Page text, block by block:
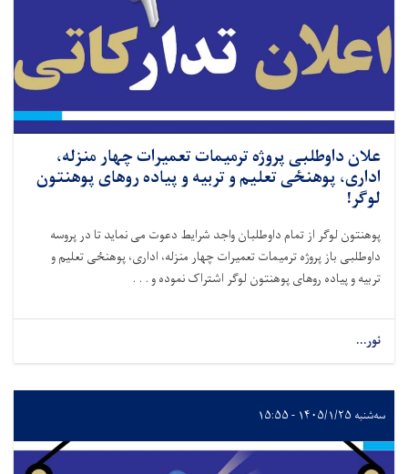
علان داوطلبی پروژه ترمیمات تعمیرات چهار منزله،
اداری، پوهنځی تعلیم و تربیه و پیاده روهای پوهنتون
لوگر!
پوهنتون لوگر از تمام داوطلبان واجد شرایط دعوت می نماید تا در پروسه
داوطلبی باز پروژه ترمیمات تعمیرات چهار منزله، اداری، پوهنځی تعلیم و
تربیه و پیاده روهای پوهنتون لوگر اشتراک نموده و . . .
نور...
سه‌شنبه ۱۴۰۵/۱/۲۵ - ۱۵:۵۵